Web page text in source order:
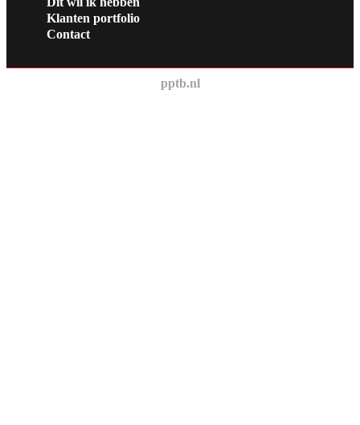
Klanten portfolio
Contact
pptb.nl